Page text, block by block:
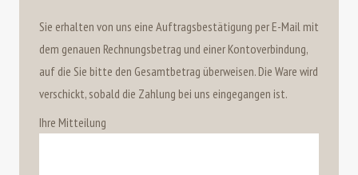
Sie erhalten von uns eine Auftragsbestätigung per E-Mail mit
dem genauen Rechnungsbetrag und einer Kontoverbindung,
auf die Sie bitte den Gesamtbetrag überweisen. Die Ware wird
verschickt, sobald die Zahlung bei uns eingegangen ist.
Ihre Mitteilung